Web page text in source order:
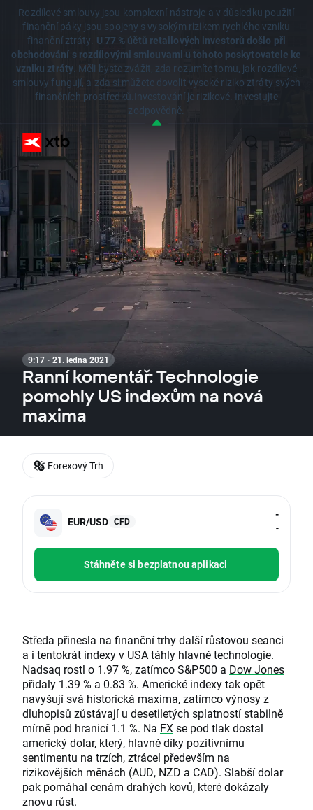
Rozdílové smlouvy jsou komplexní nástroje a v důsledku použití
finanční páky jsou spojeny s vysokým rizikem rychlého vzniku
finanční ztráty. U 77 % účtů retailových investorů došlo při
obchodování s rozdílovými smlouvami u tohoto poskytovatele ke
vzniku ztráty. Měli byste zvážit, zda rozumíte tomu, jak rozdílové
smlouvy fungují, a zda si můžete dovolit vysoké riziko ztráty svých
finančních prostředků.Investování je rizikové. Investujte
zodpovědně.
9:17 · 21. ledna 2021
Ranní komentář: Technologie
pomohly US indexům na nová
maxima
EUR/USD CFD
-
-
Stáhněte si bezplatnou aplikaci
Středa přinesla na finanční trhy další růstovou seanci
a i tentokrát indexyv USA táhly hlavně technologie.
Nadsaq rostl o 1.97 %, zatímco S&P500 a Dow Jones
přidaly 1.39 % a 0.83 %. Americké indexy tak opět
navyšují svá historická maxima, zatímco výnosy z
dluhopisů zůstávají u desetiletých splatností stabilně
mírně pod hranicí 1.1 %. Na FXse pod tlak dostal
americký dolar, který, hlavně díky pozitivnímu
sentimentu na trzích, ztrácel především na
rizikovějších měnách (AUD, NZD a CAD). Slabší dolar
pak pomáhal cenám drahých kovů, které dokázaly
znovu růst.
Forexový Trh